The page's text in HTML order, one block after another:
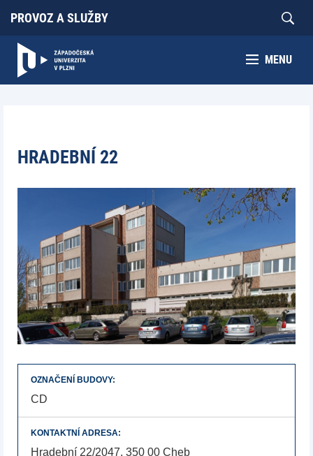
PROVOZ A SLUŽBY
MENU
HRADEBNÍ 22
OZNAČENÍ BUDOVY:
CD
KONTAKTNÍ ADRESA:
Hradební 22/2047, 350 00 Cheb